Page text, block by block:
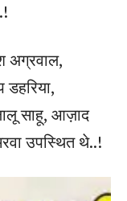
अग्रवाल,
साहू, आज़ाद
उपस्थित थे..!